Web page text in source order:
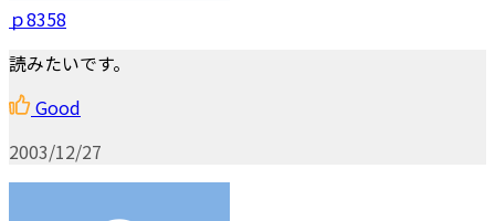
ｐ8358
読みたいです。
Good
2003/12/27